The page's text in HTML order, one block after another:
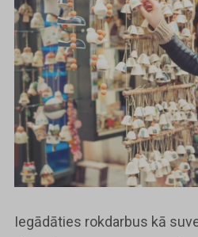
Iegādāties rokdarbus kā